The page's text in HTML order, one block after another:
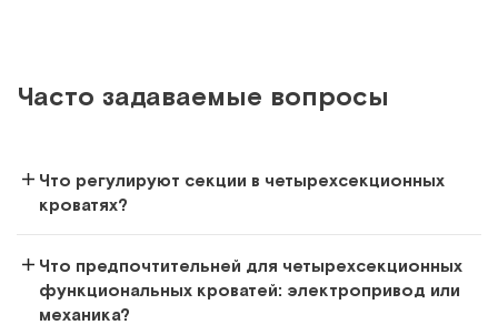
Часто задаваемые вопросы
Что регулируют секции в четырехсекционных
кроватях?
Что предпочтительней для четырехсекционных
функциональных кроватей: электропривод или
механика?